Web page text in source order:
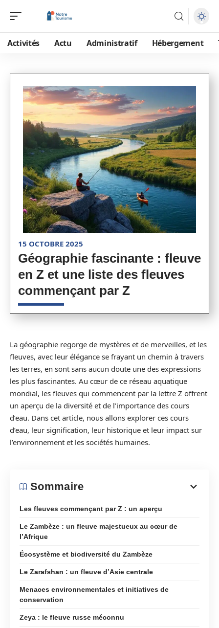
Activités Actu Administratif Hébergement
15 OCTOBRE 2025
Géographie fascinante : fleuve
en Z et une liste des fleuves
commençant par Z
La géographie regorge de mystères et de merveilles, et les
fleuves, avec leur élégance se frayant un chemin à travers
les terres, en sont sans aucun doute une des expressions
les plus fascinantes. Au cœur de ce réseau aquatique
mondial, les fleuves qui commencent par la lettre Z offrent
un aperçu de la diversité et de l’importance des cours
d’eau. Dans cet article, nous allons explorer ces cours
d’eau, leur signification, leur historique et leur impact sur
l’environnement et les sociétés humaines.
Sommaire
Les fleuves commençant par Z : un aperçu
Le Zambèze : un fleuve majestueux au cœur de
l’Afrique
Écosystème et biodiversité du Zambèze
Le Zarafshan : un fleuve d’Asie centrale
Menaces environnementales et initiatives de
conservation
Zeya : le fleuve russe méconnu